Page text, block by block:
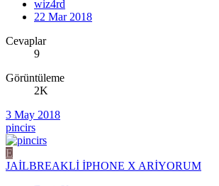
wiz4rd
22 Mar 2018
Cevaplar
9
Görüntüleme
2K
3 May 2018
pincirs
E
JAİLBREAKLİ İPHONE X ARİYORUM